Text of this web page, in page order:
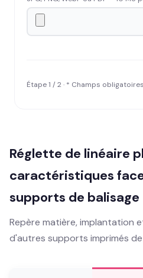
Étape 1 / 2 · * Champs obligatoires
Réglette de linéaire
caractéristiques
supports de balisage
Repère matière, implantation
d'autres supports imprimés de